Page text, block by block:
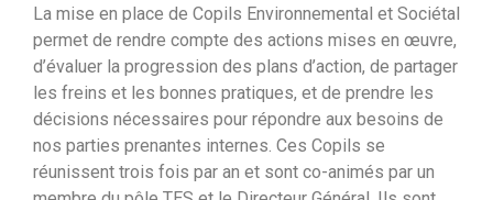
La mise en place de Copils Environnemental et Sociétal
permet de rendre compte des actions mises en œuvre,
d’évaluer la progression des plans d’action, de partager
les freins et les bonnes pratiques, et de prendre les
décisions nécessaires pour répondre aux besoins de
nos parties prenantes internes. Ces Copils se
réunissent trois fois par an et sont co-animés par un